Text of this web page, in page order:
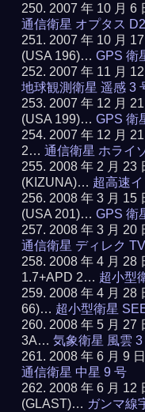
2007 年 10 月 6
通信衛星 オプタス D2
2007 年 10 月
(USA 196)…GPS 衛
2007 年 11 月
地球観測衛星 遥感 3
2007 年 12 月
(USA 199)…GPS 衛
2007 年 12 月
2…通信衛星 ホライ
2008 年 2 月 23
(KIZUNA)… 超高速
2008 年 3 月 15
(USA 201)…GPS 衛
2008 年 3 月 20
通信衛星 ディレク
2008 年 4 月 28
1.7+APD 2… 超小型
2008 年 4 月 28
66)… 超小型衛星
2008 年 5 月 27
3A…気象衛星 風雲 3
2008 年 6 月 9
通信衛星 中星 9 号
2008 年 6 月 12
(GLAST)… ガンマ線